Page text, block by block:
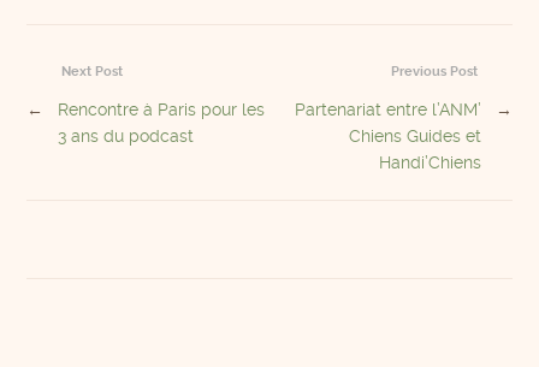
Previous Post
Partenariat entre l’ANM’
Chiens Guides et
Handi’Chiens
→
Next Post
←
Rencontre à Paris pour les
3 ans du podcast